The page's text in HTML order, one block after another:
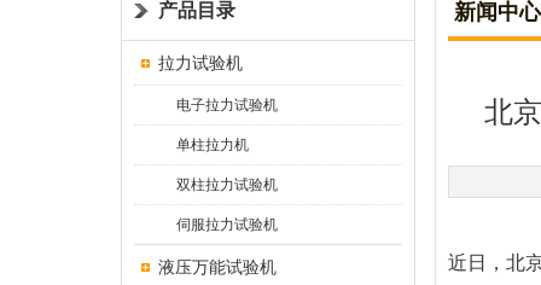
产品目录
拉力试验机
电子拉力试验机
单柱拉力机
双柱拉力试验机
伺服拉力试验机
液压万能试验机
新闻中心
北
近日，北